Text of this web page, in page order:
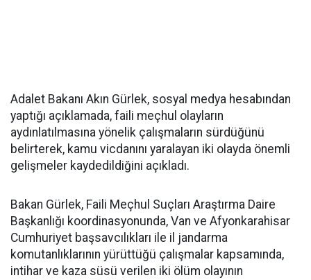
Adalet Bakanı Akın Gürlek, sosyal medya hesabından
yaptığı açıklamada, faili meçhul olayların
aydınlatılmasına yönelik çalışmaların sürdüğünü
belirterek, kamu vicdanını yaralayan iki olayda önemli
gelişmeler kaydedildiğini açıkladı.
Bakan Gürlek, Faili Meçhul Suçları Araştırma Daire
Başkanlığı koordinasyonunda, Van ve Afyonkarahisar
Cumhuriyet başsavcılıkları ile il jandarma
komutanlıklarının yürüttüğü çalışmalar kapsamında,
intihar ve kaza süsü verilen iki ölüm olayının